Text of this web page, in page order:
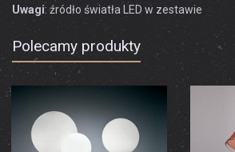
Uwagi: źródło światła LED w zestawie
Polecamy produkty